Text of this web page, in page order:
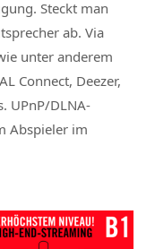
Steckt man
ab. Via
unter anderem
Connect, Deezer,
UPnP/DLNA-
Abspieler im